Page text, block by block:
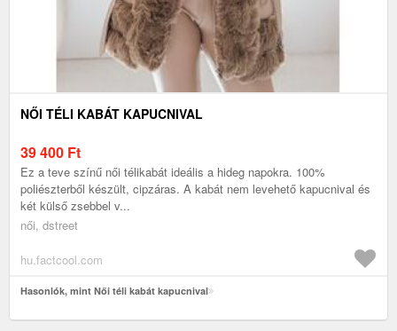
NŐI TÉLI KABÁT KAPUCNIVAL
39 400 Ft
Ez a teve színű női télikabát ideális a hideg napokra. 100%
poliészterből készült, cipzáras. A kabát nem levehető kapucnival és
két külső zsebbel v...
női, dstreet
hu.factcool.com
Hasonlók, mint Női téli kabát kapucnival